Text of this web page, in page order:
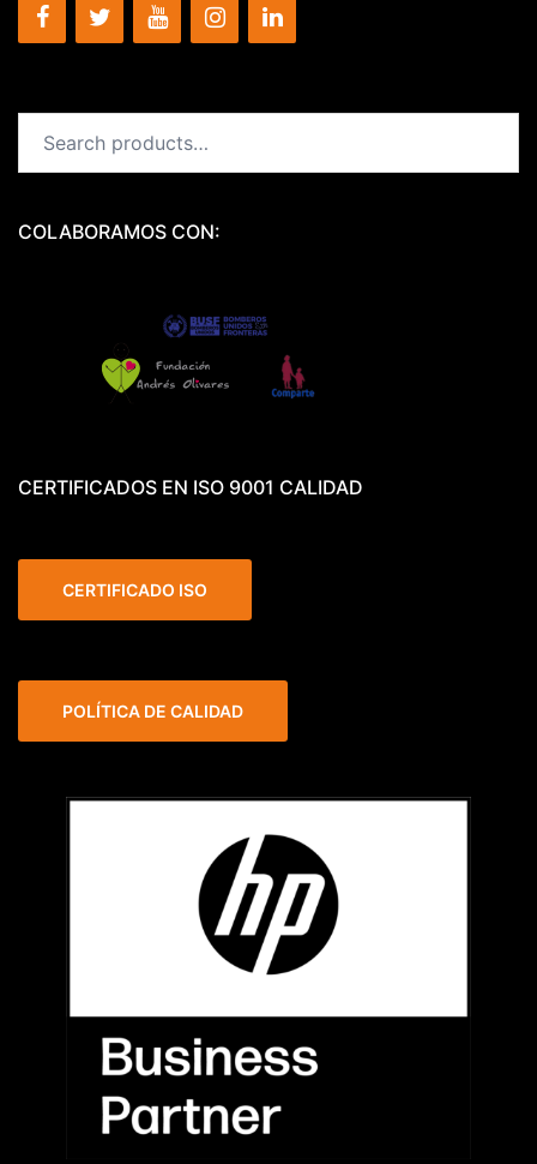
COLABORAMOS CON:
CERTIFICADOS EN ISO 9001 CALIDAD
CERTIFICADO ISO
POLÍTICA DE CALIDAD